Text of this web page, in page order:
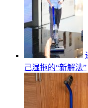
己湿拖的“新解法”